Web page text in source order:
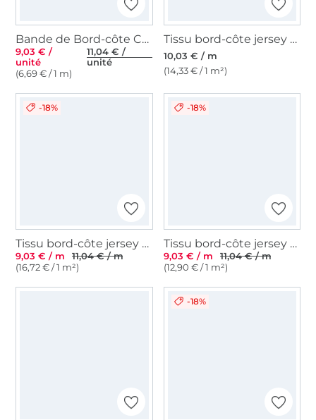
Bande de Bord-côte Cuff Uni Poppy, menthe clair
9,03 € /
unité
11,04 € /
unité
(6,69 € / 1 m)
Tissu bord-côte jersey tubulaire à rayures (mini) Amour, bleu- bleu foncé
10,03 € / m
(14,33 € / 1 m²)
-18%
Tissu bord-côte jersey tubulaire côtelé, vert moyen
9,03 € / m
11,04 € / m
(16,72 € / 1 m²)
-18%
Tissu bord-côte jersey tubulaire Emma, pêche
9,03 € / m
11,04 € / m
(12,90 € / 1 m²)
-18%